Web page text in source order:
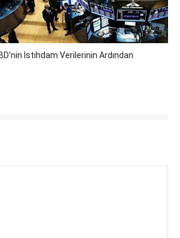
Istihdam Verilerinin Ardından